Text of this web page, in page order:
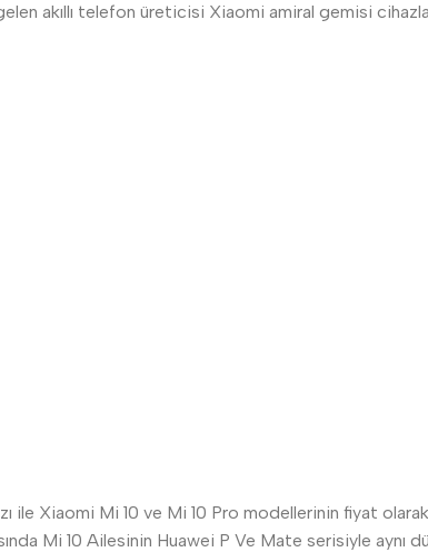
akıllı telefon üreticisi Xiaomi amiral gemisi
ile Xiaomi Mi 10 ve Mi 10 Pro modellerinin fiyat
Mi 10 Ailesinin Huawei P Ve Mate serisiyle